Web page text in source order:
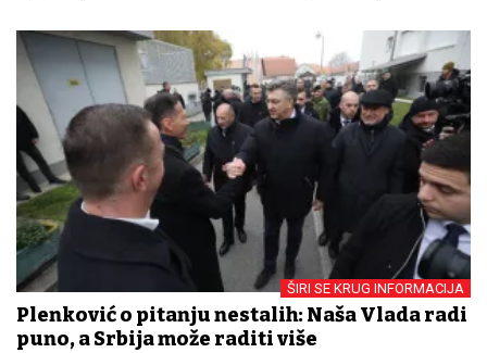
ŠIRI SE KRUG INFORMACIJA
Plenković o pitanju nestalih: Naša Vlada radi
puno, a Srbija može raditi više